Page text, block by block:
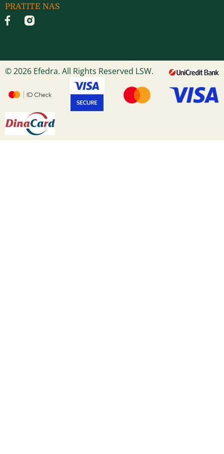
PRATITE NAS
© 2026 Efedra. All Rights Reserved LSW.